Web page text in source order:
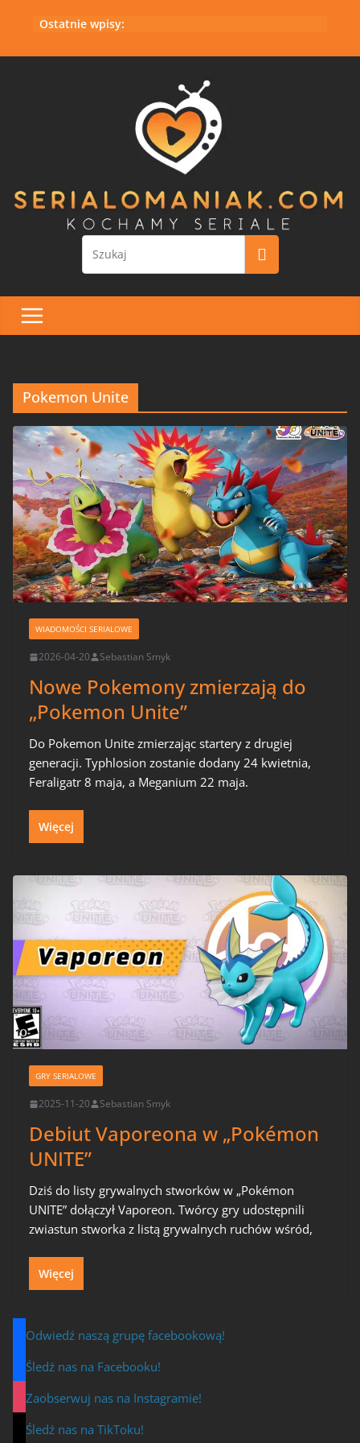
Ostatnie wpisy:
Pokemon Unite
WIADOMOŚCI SERIALOWE
2026-04-20 Sebastian Smyk
Nowe Pokemony zmierzają do
„Pokemon Unite”
Do Pokemon Unite zmierzając startery z drugiej
generacji. Typhlosion zostanie dodany 24 kwietnia,
Feraligatr 8 maja, a Meganium 22 maja.
Więcej
GRY SERIALOWE
2025-11-20 Sebastian Smyk
Debiut Vaporeona w „Pokémon
UNITE”
Dziś do listy grywalnych stworków w „Pokémon
UNITE” dołączył Vaporeon. Twórcy gry udostępnili
zwiastun stworka z listą grywalnych ruchów wśród,
Więcej
Odwiedź naszą grupę facebookową!
Śledź nas na Facebooku!
Zaobserwuj nas na Instagramie!
Śledź nas na TikToku!